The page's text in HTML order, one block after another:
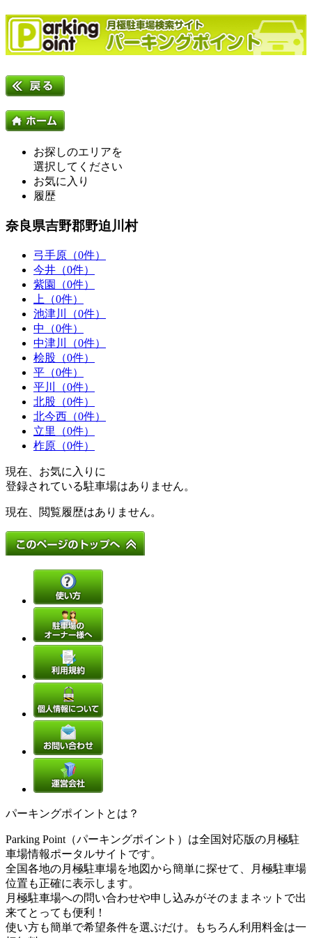
お探しのエリアを
選択してください
お気に入り
履歴
奈良県吉野郡野迫川村
弓手原（0件）
今井（0件）
紫園（0件）
上（0件）
池津川（0件）
中（0件）
中津川（0件）
桧股（0件）
平（0件）
平川（0件）
北股（0件）
北今西（0件）
立里（0件）
柞原（0件）
現在、お気に入りに
登録されている駐車場はありません。
現在、閲覧履歴はありません。
パーキングポイントとは？
Parking Point（パーキングポイント）は全国対応版の月極駐
車場情報ポータルサイトです。
全国各地の月極駐車場を地図から簡単に探せて、月極駐車場
位置も正確に表示します。
月極駐車場への問い合わせや申し込みがそのままネットで出
来てとっても便利！
使い方も簡単で希望条件を選ぶだけ。もちろん利用料金は一